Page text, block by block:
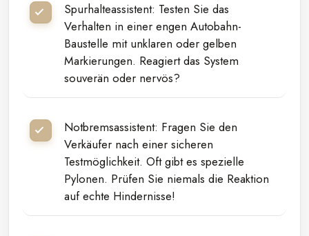
Spurhalteassistent: Testen Sie das
Verhalten in einer engen Autobahn-
Baustelle mit unklaren oder gelben
Markierungen. Reagiert das System
souverän oder nervös?
Notbremsassistent: Fragen Sie den
Verkäufer nach einer sicheren
Testmöglichkeit. Oft gibt es spezielle
Pylonen. Prüfen Sie niemals die Reaktion
auf echte Hindernisse!